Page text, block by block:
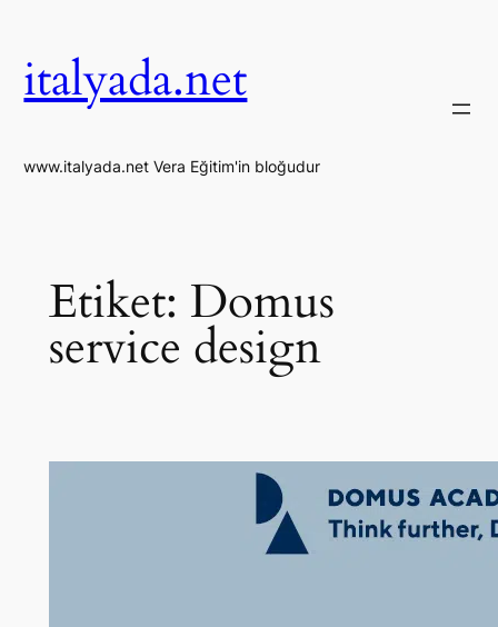
italyada.net
www.italyada.net Vera Eğitim'in bloğudur
Etiket: Domus
service design